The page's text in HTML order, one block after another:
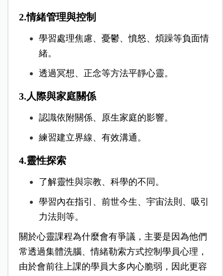
2.情緒管理與控制
學習處理焦慮、憂鬱、憤怒、煩躁等負面情
緒。
透過冥想、正念等方法平靜心靈。
3.人際與家庭關係
認識依附關係、原生家庭的影響。
練習建立界線、有效溝通。
4.靈性探索
了解靈性與宗教、科學的不同。
學習內在指引、前世今生、宇宙法則、吸引
力法則等。
關於心靈課程為什麼會有爭議，主要是因為他們
常透過集體洗腦、情緒勒索方式控制學員心理，
由於會前往上課的學員大多內心脆弱，因此更容